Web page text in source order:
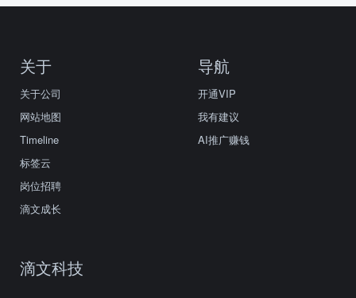
关于
关于公司
网站地图
Timeline
标签云
岗位招聘
滴文成长
导航
开通VIP
我有建议
AI推广赚钱
滴文科技